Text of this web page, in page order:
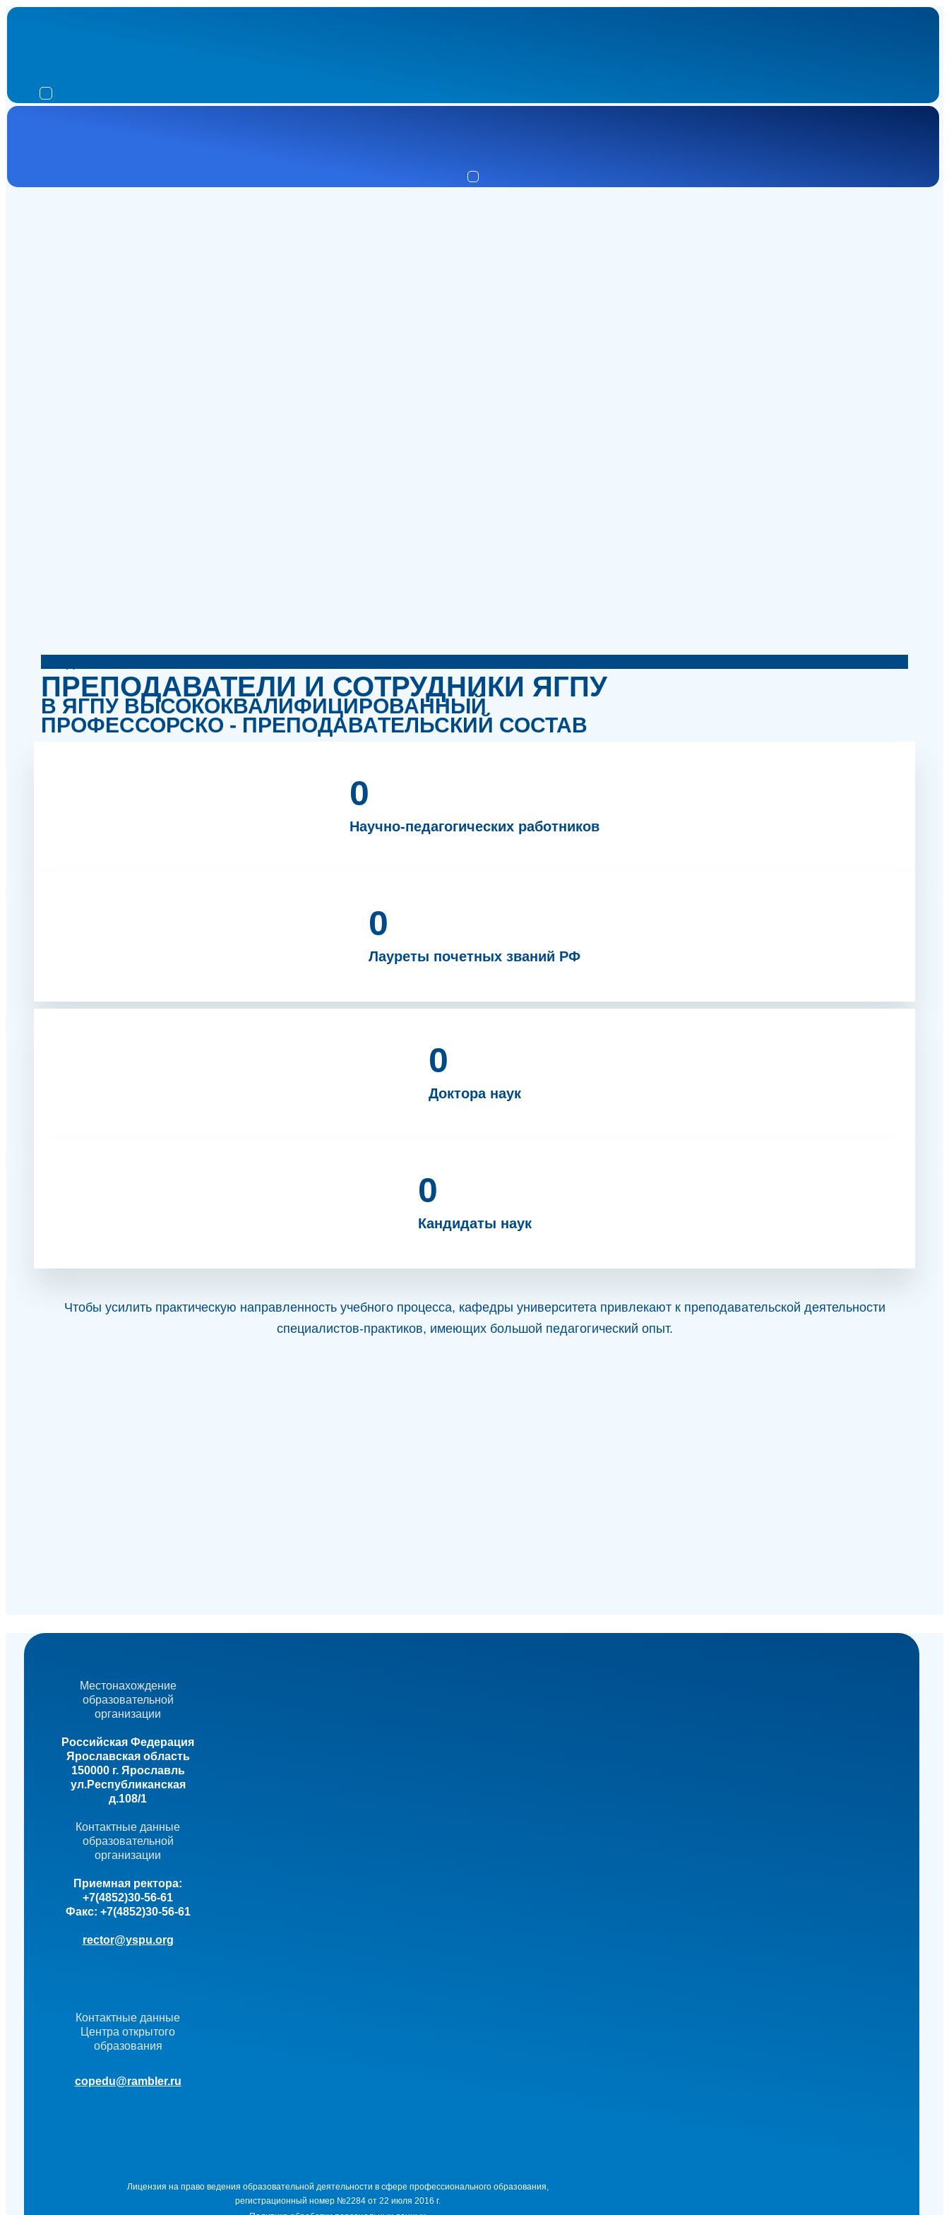
ПРЕПОДАВАТЕЛИ И СОТРУДНИКИ ЯГПУ
В ЯГПУ ВЫСОКОКВАЛИФИЦИРОВАННЫЙ
ПРОФЕССОРСКО - ПРЕПОДАВАТЕЛЬСКИЙ СОСТАВ
0
Научно-педагогических работников
0
Лауреты почетных званий РФ
0
Доктора наук
0
Кандидаты наук
Чтобы усилить практическую направленность учебного процесса, кафедры университета привлекают к преподавательской деятельности
специалистов-практиков, имеющих большой педагогический опыт.
Местонахождение
образовательной
организации
Российская Федерация
Ярославская область
150000 г. Ярославль
ул.Республиканская
д.108/1
Контактные данные
образовательной
организации
Приемная ректора:
+7(4852)30-56-61
Факс: +7(4852)30-56-61
rector@yspu.org
Контактные данные
Центра открытого
образования
copedu@rambler.ru
Лицензия на право ведения образовательной деятельности в сфере профессионального образования,
регистрационный номер №2284 от 22 июля 2016 г.